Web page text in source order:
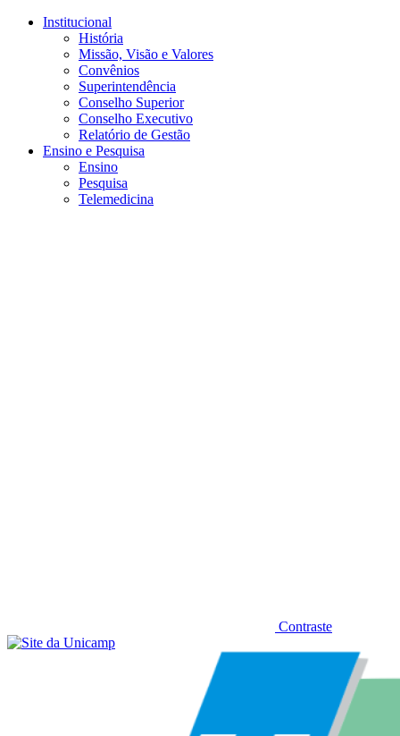
Conteúdo principal
Institucional
História
Missão, Visão e Valores
Convênios
Superintendência
Conselho Superior
Conselho Executivo
Relatório de Gestão
Ensino e Pesquisa
Ensino
Pesquisa
Telemedicina
Contraste